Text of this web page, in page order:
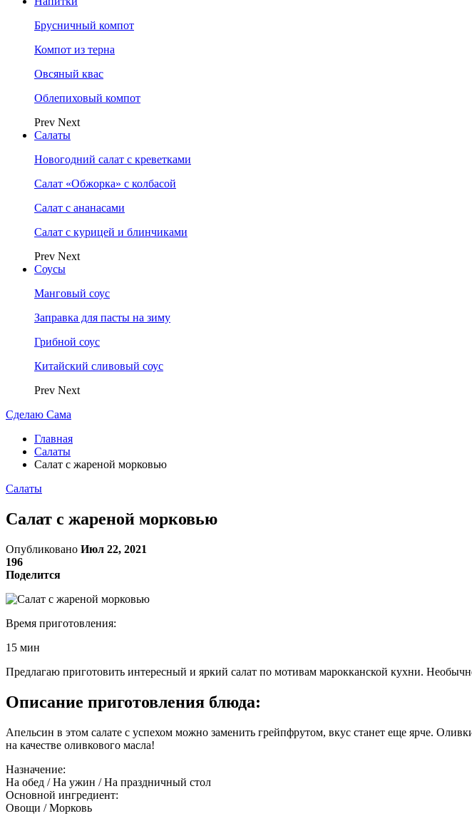
Брусничный компот
Компот из терна
Овсяный квас
Облепиховый компот
Prev Next
Салаты
Новогодний салат с креветками
Салат «Обжорка» с колбасой
Салат с ананасами
Салат с курицей и блинчиками
Prev Next
Соусы
Манговый соус
Заправка для пасты на зиму
Грибной соус
Китайский сливовый соус
Prev Next
Сделаю Сама
Главная
Салаты
Салат с жареной морковью
Салаты
Салат с жареной морковью
Опубликовано Июл 22, 2021
196
Поделится
Время приготовления:
15 мин
Предлагаю приготовить интересный и яркий салат по мотивам марокканской кухни.
Описание приготовления блюда:
Апельсин в этом салате с успехом можно заменить грейпфрутом, вкус станет еще ярче.
на качестве оливкового масла!
Назначение:
На обед / На ужин / На праздничный стол
Основной ингредиент:
Овощи / Морковь